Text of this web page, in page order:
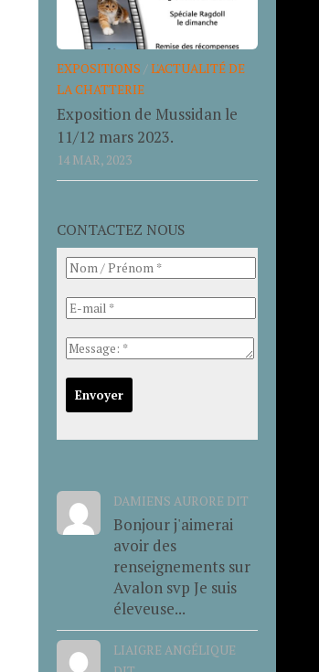
EXPOSITIONS /L'ACTUALITÉ DE
LA CHATTERIE
Exposition de Mussidan le
11/12 mars 2023.
14 MAR, 2023
CONTACTEZ NOUS
DAMIENS AURORE DIT
Bonjour j'aimerai
avoir des
renseignements sur
Avalon svp Je suis
éleveuse...
LIAIGRE ANGÉLIQUE